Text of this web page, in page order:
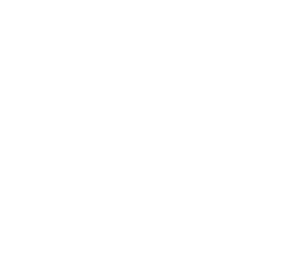
শ্রমিকদলের অবৈধ কমিটি
অভিযোগ